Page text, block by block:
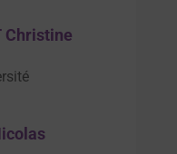
Christine